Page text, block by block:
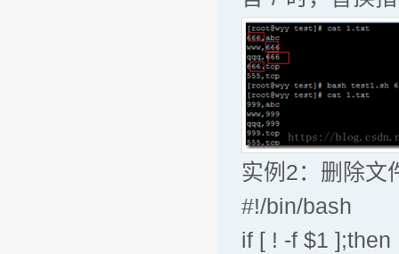
实例2：删除文
#!/bin/bash
if [ ! -f $1